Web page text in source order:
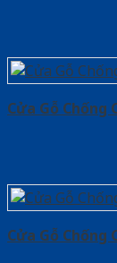
Cửa Gỗ Chống
Cửa Gỗ Chống